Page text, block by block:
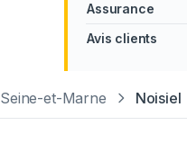
Assurance
Avis clients
Seine-et-Marne Noisiel